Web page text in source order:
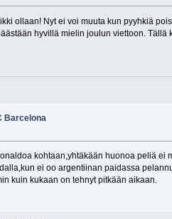
ollaan! Nyt ei voi muuta kun pyyhkiä
hyvillä mielin joulun viettoon.
Barcelona
kohtaan,yhtäkään huonoa peliä
ei oo argentiinan paidassa
kuin kukaan on tehnyt pitkään aikaan.